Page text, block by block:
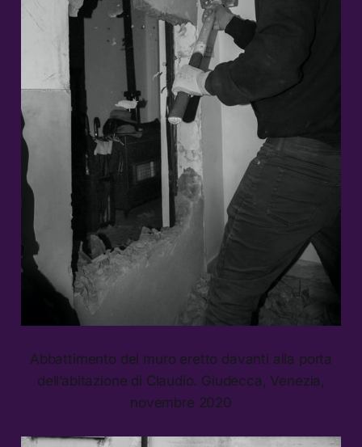
Abbattimento del muro eretto davanti alla porta
dell’abitazione di Claudio. Giudecca, Venezia,
novembre 2020